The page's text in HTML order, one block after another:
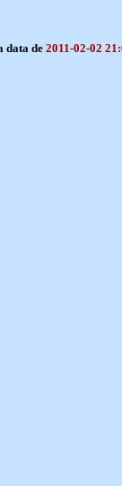
data de2011-02-02